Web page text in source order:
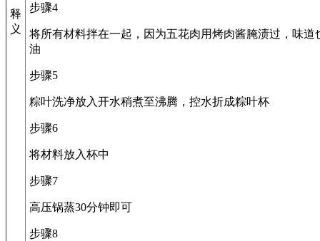
释
义
步骤4
将所有材料拌在一起，因为五花肉用烤肉酱腌渍过，味
油
步骤5
粽叶洗净放入开水稍煮至沸腾，控水折成粽叶杯
步骤6
将材料放入杯中
步骤7
高压锅蒸30分钟即可
步骤8